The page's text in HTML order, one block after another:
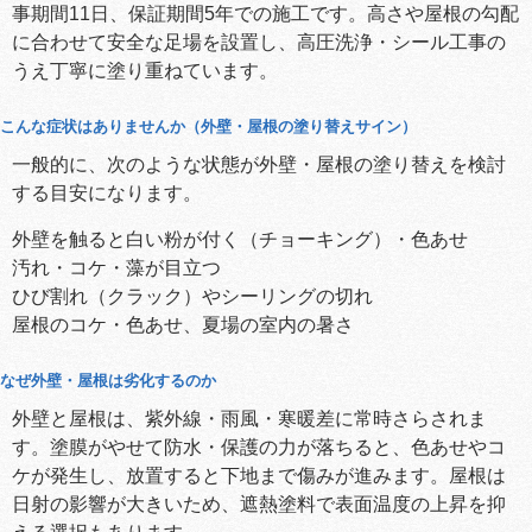
事期間11日、保証期間5年での施工です。高さや屋根の勾配
に合わせて安全な足場を設置し、高圧洗浄・シール工事の
うえ丁寧に塗り重ねています。
こんな症状はありませんか（外壁・屋根の塗り替えサイン）
一般的に、次のような状態が外壁・屋根の塗り替えを検討
する目安になります。
外壁を触ると白い粉が付く（チョーキング）・色あせ
汚れ・コケ・藻が目立つ
ひび割れ（クラック）やシーリングの切れ
屋根のコケ・色あせ、夏場の室内の暑さ
なぜ外壁・屋根は劣化するのか
外壁と屋根は、紫外線・雨風・寒暖差に常時さらされま
す。塗膜がやせて防水・保護の力が落ちると、色あせやコ
ケが発生し、放置すると下地まで傷みが進みます。屋根は
日射の影響が大きいため、遮熱塗料で表面温度の上昇を抑